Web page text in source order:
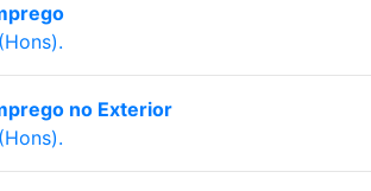
no Exterior